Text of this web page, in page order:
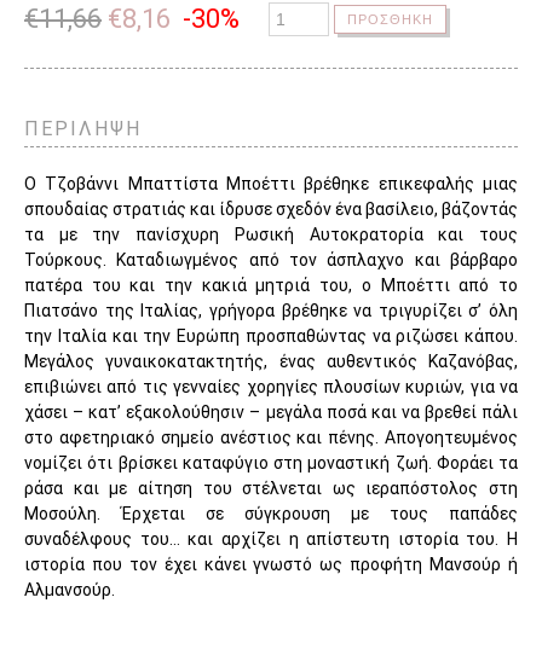
€11,66 €8,16 -30% ΠΡΟΣΘΗΚΗ
ΠΕΡΙΛΗΨΗ
Ο Τζοβάννι Μπαττίστα Μποέττι βρέθηκε επικεφαλής μιας
σπουδαίας στρατιάς και ίδρυσε σχεδόν ένα βασίλειο, βάζοντάς
τα με την πανίσχυρη Ρωσική Αυτοκρατορία και τους
Τούρκους. Καταδιωγμένος από τον άσπλαχνο και βάρβαρο
πατέρα του και την κακιά μητριά του, ο Μποέττι από το
Πιατσάνο της Ιταλίας, γρήγορα βρέθηκε να τριγυρίζει σ’ όλη
την Ιταλία και την Ευρώπη προσπαθώντας να ριζώσει κάπου.
Μεγάλος γυναικοκατακτητής, ένας αυθεντικός Καζανόβας,
επιβιώνει από τις γενναίες χορηγίες πλουσίων κυριών, για να
χάσει – κατ’ εξακολούθησιν – μεγάλα ποσά και να βρεθεί πάλι
στο αφετηριακό σημείο ανέστιος και πένης. Απογοητευμένος
νομίζει ότι βρίσκει καταφύγιο στη μοναστική ζωή. Φοράει τα
ράσα και με αίτηση του στέλνεται ως ιεραπόστολος στη
Μοσούλη. Έρχεται σε σύγκρουση με τους παπάδες
συναδέλφους του… και αρχίζει η απίστευτη ιστορία του. Η
ιστορία που τον έχει κάνει γνωστό ως προφήτη Μανσούρ ή
Αλμανσούρ.